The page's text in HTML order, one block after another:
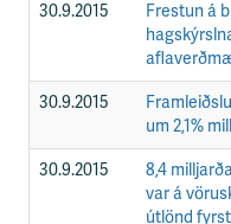
30.9.2015
Frestun á
30.9.2015
um 2,1%
30.9.2015
8,4
var á
útlönd